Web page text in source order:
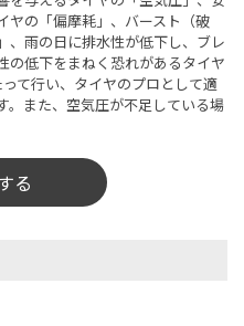
ヤの「偏摩耗」、バースト（破
、雨の日に排水性が低下し、ブレ
の低下をまねく恐れがあるタイヤ
て行い、タイヤのプロとして適
。また、空気圧が不足している場
る